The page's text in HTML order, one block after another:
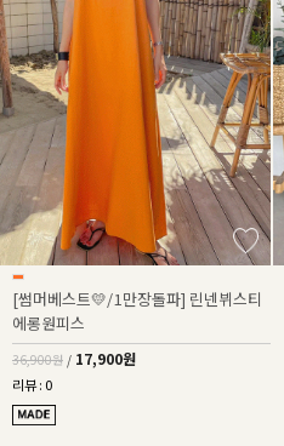
[썸머베스트💛/1만장돌파] 린넨뷔스티
에롱원피스
36,900원 / 17,900원
리뷰 : 0